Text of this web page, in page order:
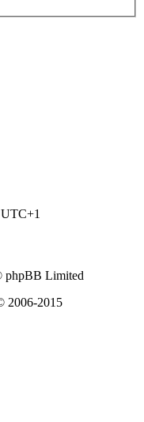
phpBB Limited
2006-2015